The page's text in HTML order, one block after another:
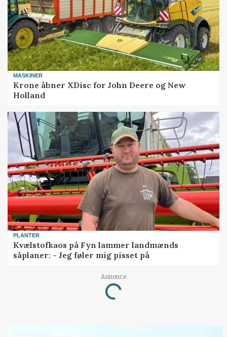
MASKINER
Krone åbner XDisc for John Deere og New
Holland
PLANTER
Kvælstofkaos på Fyn lammer landmænds
såplaner: - Jeg føler mig pisset på
Annonce
Loading...